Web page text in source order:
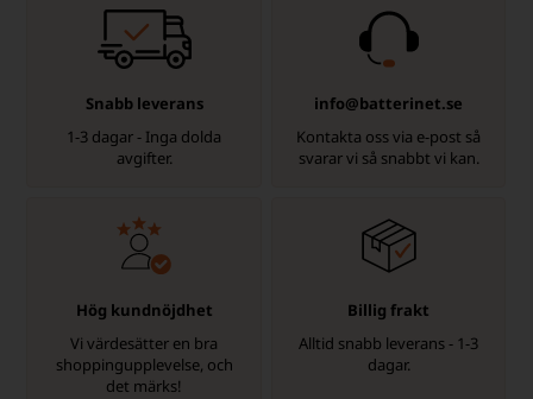
Snabb leverans
1-3 dagar - Inga dolda
avgifter.
info@batterinet.se
Kontakta oss via e-post så
svarar vi så snabbt vi kan.
Hög kundnöjdhet
Vi värdesätter en bra
shoppingupplevelse, och
det märks!
Billig frakt
Alltid snabb leverans - 1-3
dagar.